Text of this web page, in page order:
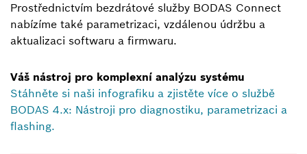
Prostřednictvím bezdrátové služby BODAS Connect
nabízíme také parametrizaci, vzdálenou údržbu a
aktualizaci softwaru a firmwaru.
Váš nástroj pro komplexní analýzu systému
Stáhněte si naši infografiku a zjistěte více o službě
BODAS 4.x: Nástroji pro diagnostiku, parametrizaci a
flashing.